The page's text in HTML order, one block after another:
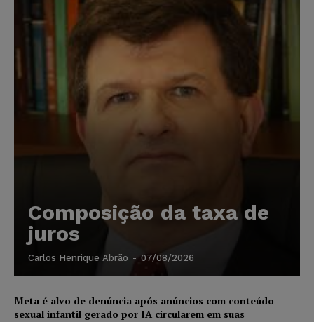
Composição da taxa de
juros
Carlos Henrique Abrão - 07/08/2026
Meta é alvo de denúncia após anúncios com conteúdo
sexual infantil gerado por IA circularem em suas